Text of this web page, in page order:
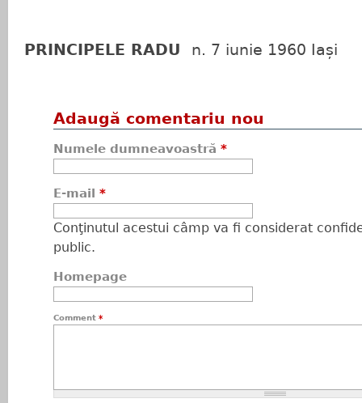
PRINCIPELE RADU n. 7 iunie 1960 Iași
Adaugă comentariu nou
Numele dumneavoastră *
E-mail *
Conţinutul acestui câmp va fi considerat
public.
Homepage
Comment *